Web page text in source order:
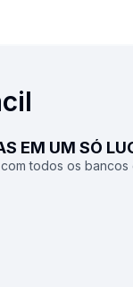
EM UM SÓ
todos os